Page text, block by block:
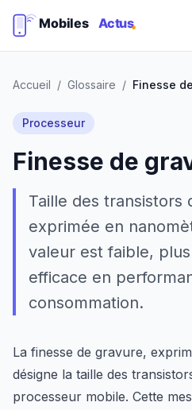
Accueil / Glossaire / Finesse
Processeur
Finesse de
Taille des transistors
exprimée en
valeur est faible,
efficace en
consommation.
La finesse de gravure,
désigne la taille des
processeur mobile. Cette